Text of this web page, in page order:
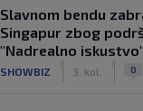
Slavnom bendu
Singapur zbog
"Nadrealno iskustvo"
SHOWBIZ 3. kol. 0